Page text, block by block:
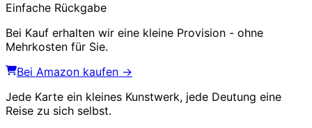
Einfache Rückgabe
Bei Kauf erhalten wir eine kleine Provision - ohne
Mehrkosten für Sie.
Bei Amazon kaufen →
Jede Karte ein kleines Kunstwerk, jede Deutung eine
Reise zu sich selbst.